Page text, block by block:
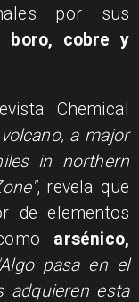
por sus
boro, cobre y
Chemical
a major
in northern
, revela que
de elementos
arsénico,
pasa en el
adquieren esta